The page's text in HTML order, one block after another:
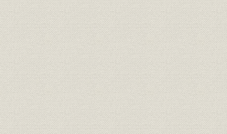
B 二代 伊藤忠兵衛ノ 相続ト 本部ノ 設置
1 二代忠兵衛ノ 相続
2 輸出部ノ 開設
3 伊藤忠兵衛本部ノ 設置
4 伊藤忠兵衛ノ イギリス留学
5 伊藤洋行ノ 発足
6 韓国ノ 共益社ト 提携